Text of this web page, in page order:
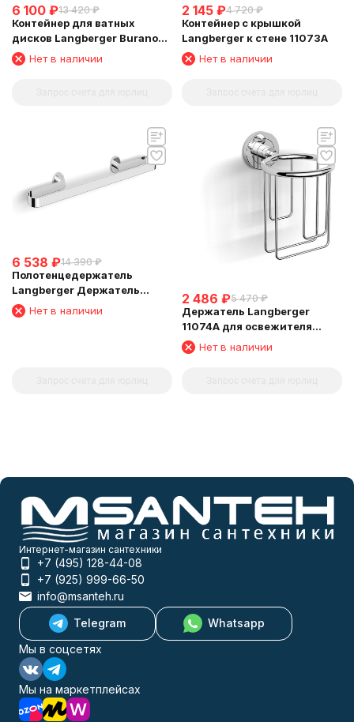
6 100 ₽13 420 ₽
Контейнер для ватных
дисков Langberger Burano
11028AНет в наличии
2 145 ₽4 720 ₽
Контейнер с крышкой
Langberger к стене 11073A
Нет в наличии
6 538 ₽14 390 ₽
Полотенцедержатель
Langberger Держатель
аксессуаров и полотенца 60
см 11004B
Нет в наличии
2 486 ₽5 470 ₽
Держатель Langberger
11074A для освежителя
воздуха
Нет в наличии
Интернет-магазин сантехники
+7 (495) 128-44-08
+7 (925) 999-66-50
info@msanteh.ru
Telegram
Whatsapp
Мы в соцсетях
Мы на маркетплейсах